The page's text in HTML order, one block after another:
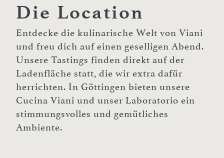
Die Location
Entdecke die kulinarische Welt von Viani
und freu dich auf einen geselligen Abend.
Unsere Tastings finden direkt auf der
Ladenfläche statt, die wir extra dafür
herrichten. In Göttingen bieten unsere
Cucina Viani und unser Laboratorio ein
stimmungsvolles und gemütliches
Ambiente.